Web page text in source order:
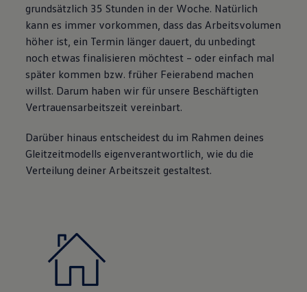
grundsätzlich 35 Stunden in der Woche. Natürlich
kann es immer vorkommen, dass das Arbeitsvolumen
höher ist, ein Termin länger dauert, du unbedingt
noch etwas finalisieren möchtest – oder einfach mal
später kommen bzw. früher Feierabend machen
willst. Darum haben wir für unsere Beschäftigten
Vertrauensarbeitszeit vereinbart.
Darüber hinaus entscheidest du im Rahmen deines
Gleitzeitmodells eigenverantwortlich, wie du die
Verteilung deiner Arbeitszeit gestaltest.